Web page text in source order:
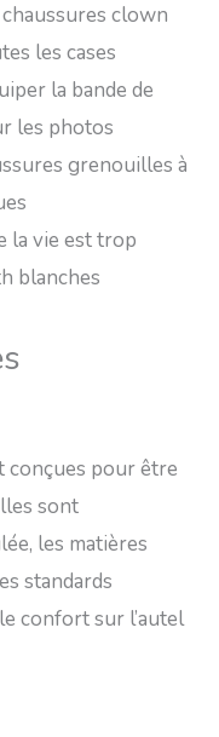
chaussures clown
les cases
la bande de
les photos
grenouilles à
la vie est trop
blanches
conçues pour être
sont
les matières
standards
confort sur l’autel